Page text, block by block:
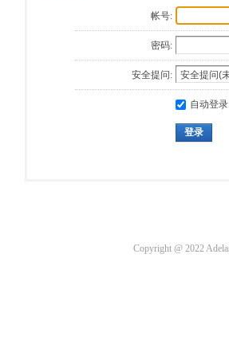
帐号:
密码:
安全提问:
自动登录
登录
Copyright @ 2022